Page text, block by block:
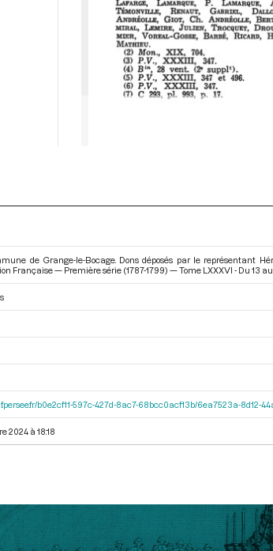
de Grange-le-Bocage. Dons déposés par le représentant
Française — Première série (1787-1799) — Tome LXXXVI - Du 13
b0e2cf11-597c-427d-8ac7-68bcc0acf13b/6ea7523a-
2024 à 18:18